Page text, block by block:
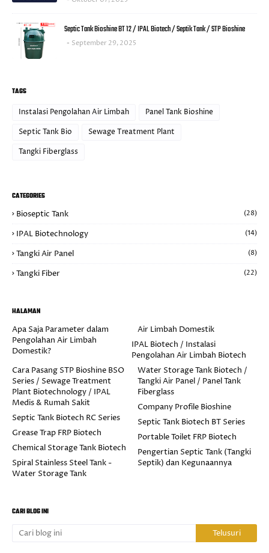
Septic Tank Bioshine BT 12 / IPAL Biotech / Septik Tank / STP Bioshine
September 29, 2025
TAGS
Instalasi Pengolahan Air Limbah
Panel Tank Bioshine
Septic Tank Bio
Sewage Treatment Plant
Tangki Fiberglass
CATEGORIES
Bioseptic Tank (28)
IPAL Biotechnology (14)
Tangki Air Panel (8)
Tangki Fiber (22)
HALAMAN
Apa Saja Parameter dalam
Pengolahan Air Limbah
Domestik?
Air Limbah Domestik
IPAL Biotech / Instalasi
Pengolahan Air Limbah Biotech
Water Storage Tank Biotech /
Tangki Air Panel / Panel Tank
Fiberglass
Cara Pasang STP Bioshine BSO
Series / Sewage Treatment
Plant Biotechnology / IPAL
Medis & Rumah Sakit
Company Profile Bioshine
Septic Tank Biotech RC Series
Septic Tank Biotech BT Series
Grease Trap FRP Biotech
Portable Toilet FRP Biotech
Chemical Storage Tank Biotech
Pengertian Septic Tank (Tangki
Septik) dan Kegunaannya
Spiral Stainless Steel Tank -
Water Storage Tank
CARI BLOG INI